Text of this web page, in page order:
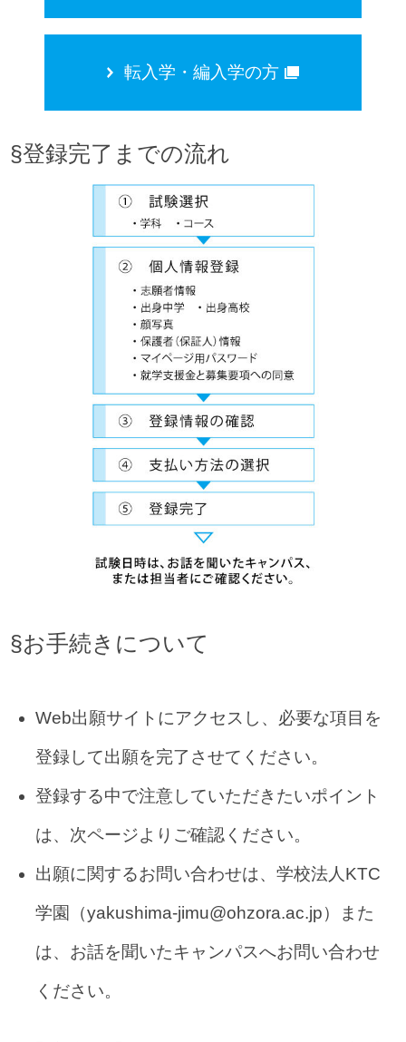
転入学・編入学の方
§登録完了までの流れ
§お手続きについて
Web出願サイトにアクセスし、必要な項目を
登録して出願を完了させてください。
登録する中で注意していただきたいポイント
は、次ページよりご確認ください。
出願に関するお問い合わせは、学校法人KTC
学園（yakushima-jimu@ohzora.ac.jp）また
は、お話を聞いたキャンパスへお問い合わせ
ください。